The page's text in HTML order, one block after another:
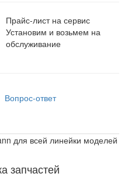
Прайс-лист на сервис
Установим и возьмем на
обслуживание
Вопрос-ответ
для всей линейки моделей
запчастей